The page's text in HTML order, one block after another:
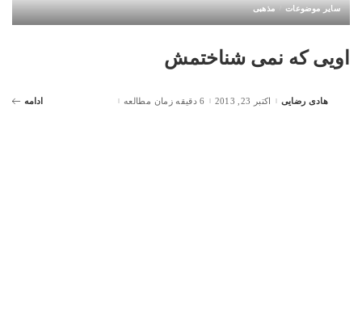
سایر موضوعات مذهبی
اویی که نمی شناختمش
Postedهادی رضایی اکتبر 23, 2013 6 دقیقه زمان مطالعه ادامه